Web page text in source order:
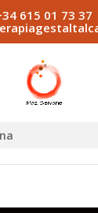
615 01 73 37